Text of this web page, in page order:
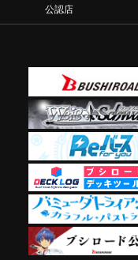
公認店